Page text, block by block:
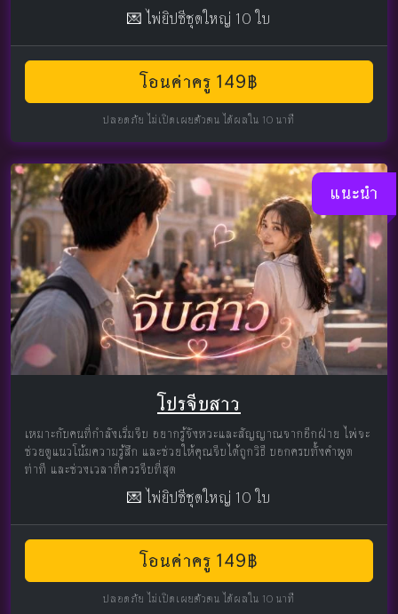
💌 ไพ่ยิปซีชุดใหญ่ 10 ใบ
โอนค่าครู 149฿
ปลอดภัย ไม่เปิดเผยตัวตน ได้ผลใน 10 นาที
แนะนำ
โปรจีบสาว
เหมาะกับคนที่กำลังเริ่มจีบ อยากรู้จังหวะและสัญญาณจากอีกฝ่าย ไพ่จะ
ช่วยดูแนวโน้มความรู้สึก และช่วยให้คุณจีบได้ถูกวิธี บอกครบทั้งคำพูด
ท่าที และช่วงเวลาที่ควรจีบที่สุด
💌 ไพ่ยิปซีชุดใหญ่ 10 ใบ
โอนค่าครู 149฿
ปลอดภัย ไม่เปิดเผยตัวตน ได้ผลใน 10 นาที